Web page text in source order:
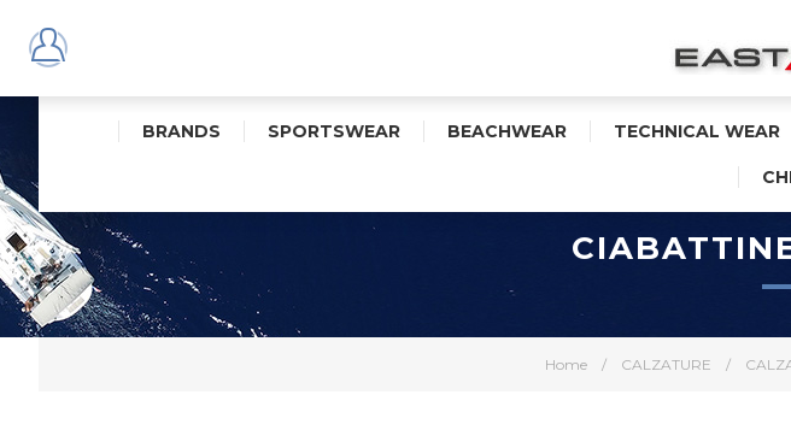
BRANDS SPORTSWEAR BEACHWEAR TECHNICAL WEAR
Home / CALZATURE /